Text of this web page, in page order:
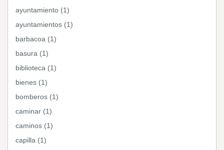
ayuntamiento (1)
ayuntamientos (1)
barbacoa (1)
basura (1)
biblioteca (1)
bienes (1)
bomberos (1)
caminar (1)
caminos (1)
capilla (1)